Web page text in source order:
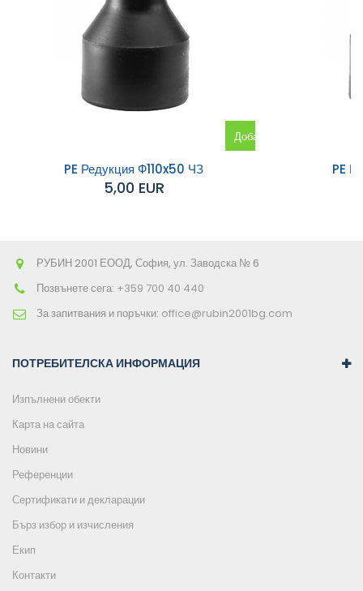
Добавяне
PE Редукция Ф110x50 ЧЗ
5,00 EUR
PE
РУБИН 2001 ЕООД, София, ул. Заводска № 6
Позвънете сега: +359 700 40 440
За запитвания и поръчки: office@rubin2001bg.com
ПОТРЕБИТЕЛСКА ИНФОРМАЦИЯ
Изпълнени обекти
Карта на сайта
Новини
Референции
Сертификати и декларации
Бърз избор и изчисления
Екип
Контакти